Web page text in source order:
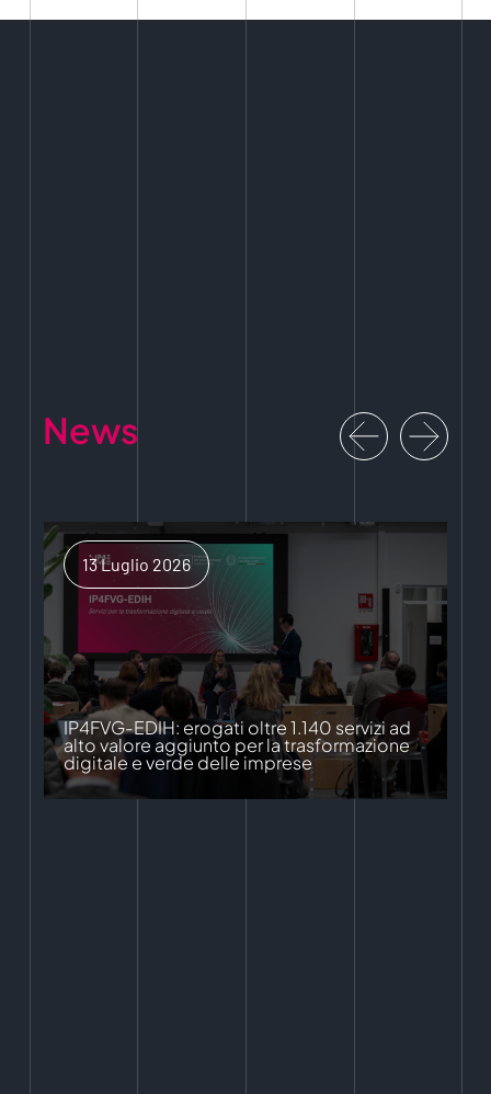
News
13 Luglio 2026
IP4FVG-EDIH: erogati oltre 1.140 servizi ad
alto valore aggiunto per la trasformazione
digitale e verde delle imprese